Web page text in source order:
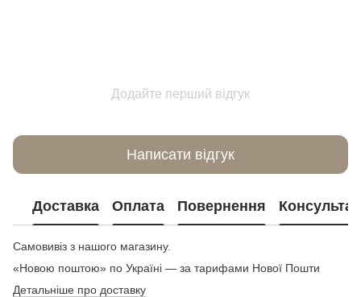
Додайте перший відгук
Написати відгук
Доставка Оплата Повернення
Самовивіз з нашого магазину.
«Новою поштою» по Україні — за тарифами Нової Пошти
Детальніше про доставку